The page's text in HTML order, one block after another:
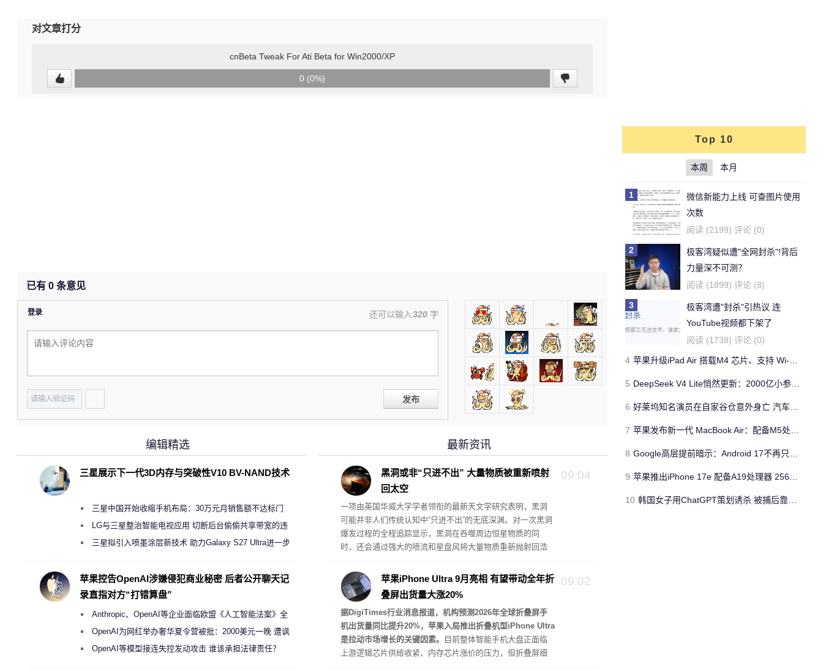
对文章打分
cnBeta Tweak For Ati Beta for Win2000/XP
0 (0%)
已有 0 条意见
登录 还可以输入320 字
发布
最新资讯
09:04
黑洞或非“只进不出” 大量物质被重新喷射
回太空
一项由英国华威大学学者领衔的最新天文学研究表明，黑洞
可能并非人们传统认知中“只进不出”的无底深渊。对一次黑洞
爆发过程的全程追踪显示，黑洞在吞噬周边恒星物质的同
时，还会通过强大的喷流和星盘风将大量物质重新抛射回浩
统”。
09:02
苹果iPhone Ultra 9月亮相 有望带动全年折
叠屏出货量大涨20%
据DigiTimes行业消息报道，机构预测2026年全球折叠屏手
机出货量同比提升20%，苹果入局推出折叠机型iPhone Ultra
是拉动市场增长的关键因素。
目前整体智能手机大盘正面临
上游逻辑芯片供给收紧、内存芯片涨价的压力，但折叠屏细
编辑精选
三星展示下一代3D内存与突破性V10 BV-NAND技术
三星中国开始收缩手机布局：30万元月销售额不达标门
店 将被逐步清退
LG与三星整治智能电视应用 切断后台偷偷共享带宽的违
规行为三星拟引入喷墨涂层新技术 助力Galaxy S27 Ultra进一步
苹果控告OpenAI涉嫌侵犯商业秘密 后者公开聊天记
录直指对方“打错算盘”
Anthropic、OpenAI等企业面临欧盟《人工智能法案》全
新执法权限审查
OpenAI为网红举办奢华夏令营被批：2000美元一晚 遭讽
“反乌托邦”
OpenAI等模型接连失控发动攻击 谁该承担法律责任？
Top 10
本周 本月
1
微信新能力上线 可查图片使用
次数
阅读 (2199) 评论 (0)
2
极客湾疑似遭"全网封杀"!背后
力量深不可测？
阅读 (1899) 评论 (8)
3
极客湾遭"封杀"引热议 连
YouTube视频都下架了
阅读 (1738) 评论 (0)
4 苹果升级iPad Air 搭载M4 芯片、支持 Wi‑Fi 7 售价不变
5 DeepSeek V4 Lite悄然更新：2000亿小参数性能逼近美国顶流
6 好莱坞知名演员在自家谷仓意外身亡 汽车搭电时突然自燃
7 苹果发布新一代 MacBook Air：配备M5处理器 性能、存储与 AI 全面升级 ​
8 Google高层提前暗示：Android 17不再只是操作系统
9 苹果推出iPhone 17e 配备A19处理器 256GB容量起步 刘海屏依旧
10 韩国女子用ChatGPT策划诱杀 被捕后靠清纯颜值粉丝暴涨50倍